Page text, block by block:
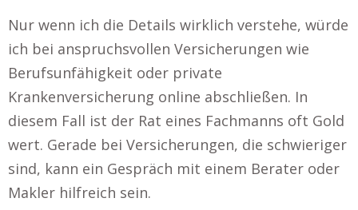
Nur wenn ich die Details wirklich verstehe, würde
ich bei anspruchsvollen Versicherungen wie
Berufsunfähigkeit oder private
Krankenversicherung online abschließen. In
diesem Fall ist der Rat eines Fachmanns oft Gold
wert. Gerade bei Versicherungen, die schwieriger
sind, kann ein Gespräch mit einem Berater oder
Makler hilfreich sein.